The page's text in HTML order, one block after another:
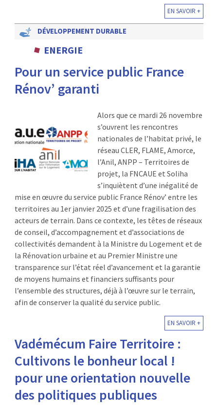
EN SAVOIR +
DÉVELOPPEMENT DURABLE
ENERGIE
Pour un service public France
Rénov’ garanti
Alors que ce mardi 26 novembre
s’ouvrent les rencontres
nationales de l’habitat privé, le
réseau CLER, FLAME, Amorce,
l’Anil, ANPP – Territoires de
projet, la FNCAUE et Soliha
s’inquiètent d’une inégalité de
mise en œuvre du service public France Rénov’ entre les
territoires au 1er janvier 2025 et d’une fragilisation des
acteurs de terrain. Dans ce contexte, les têtes de réseaux
de conseil, d’accompagnement et d’associations de
collectivités demandent à la Ministre du Logement et de
la Rénovation urbaine et au Premier Ministre une
transparence sur l’état réel d’avancement et la garantie
de moyens humains et financiers suffisants pour
l’ensemble des structures, déjà à l’œuvre sur le terrain,
afin de conserver la qualité du service public.
EN SAVOIR +
Vadémécum Faire Territoire :
Cultivons le bonheur local !
pour une orientation nouvelle
des politiques publiques